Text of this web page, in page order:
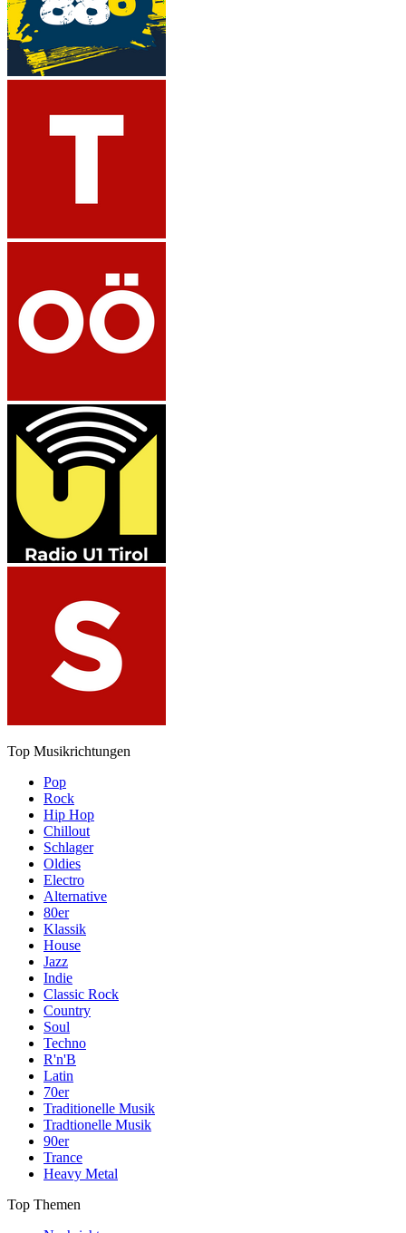
Top Musikrichtungen
Pop
Rock
Hip Hop
Chillout
Schlager
Oldies
Electro
Alternative
80er
Klassik
House
Jazz
Indie
Classic Rock
Country
Soul
Techno
R'n'B
Latin
70er
Traditionelle Musik
Tradtionelle Musik
90er
Trance
Heavy Metal
Top Themen